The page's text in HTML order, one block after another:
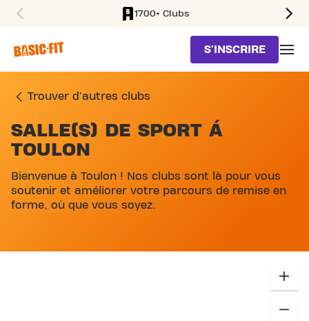
1700+ Clubs
S'INSCRIRE
Trouver d'autres clubs
SKIP MAP LIST
SALLE(S) DE SPORT Á
TOULON
Bienvenue à Toulon ! Nos clubs sont là pour vous
soutenir et améliorer votre parcours de remise en
forme, où que vous soyez.